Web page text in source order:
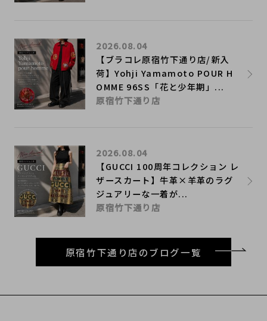
【ブラコレ原宿竹下通り店/新入
荷】Yohji Yamamoto POUR H
OMME 96SS「花と少年期」...
2026.08.04
原宿竹下通り店
【GUCCI 100周年コレクション レ
ザースカート】牛革×羊革のラグ
ジュアリーな一着が...
2026.08.04
原宿竹下通り店
原宿竹下通り店のブログ一覧